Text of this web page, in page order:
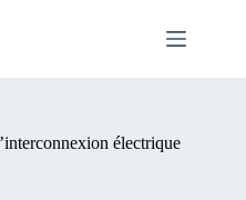
électrique